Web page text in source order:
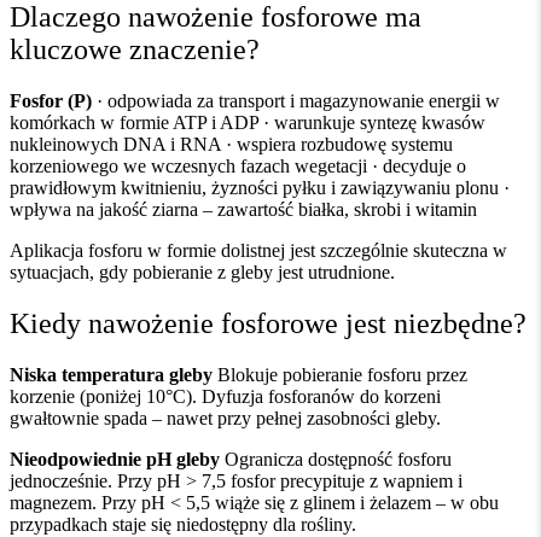
Dlaczego nawożenie fosforowe ma
kluczowe znaczenie?
Fosfor (P) · odpowiada za transport i magazynowanie energii w
komórkach w formie ATP i ADP · warunkuje syntezę kwasów
nukleinowych DNA i RNA · wspiera rozbudowę systemu
korzeniowego we wczesnych fazach wegetacji · decyduje o
prawidłowym kwitnieniu, żyzności pyłku i zawiązywaniu plonu ·
wpływa na jakość ziarna – zawartość białka, skrobi i witamin
Aplikacja fosforu w formie dolistnej jest szczególnie skuteczna w
sytuacjach, gdy pobieranie z gleby jest utrudnione.
Kiedy nawożenie fosforowe jest niezbędne?
Niska temperatura gleby Blokuje pobieranie fosforu przez
korzenie (poniżej 10°C). Dyfuzja fosforanów do korzeni
gwałtownie spada – nawet przy pełnej zasobności gleby.
Nieodpowiednie pH gleby Ogranicza dostępność fosforu
jednocześnie. Przy pH > 7,5 fosfor precypituje z wapniem i
magnezem. Przy pH < 5,5 wiąże się z glinem i żelazem – w obu
przypadkach staje się niedostępny dla rośliny.